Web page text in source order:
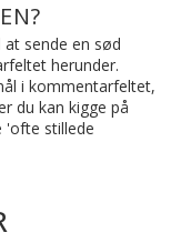
sende en sød
herunder.
i kommentarfeltet,
du kan kigge på
'ofte stillede